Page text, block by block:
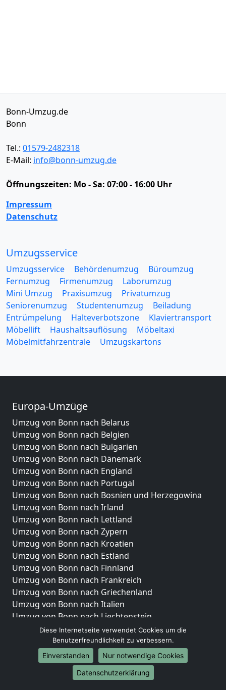
Bonn-Umzug.de
Bonn
Tel.: 01579-2482318
E-Mail: info@bonn-umzug.de
Öffnungszeiten: Mo - Sa: 07:00 - 16:00 Uhr
Impressum
Datenschutz
Umzugsservice
Umzugsservice Behördenumzug
Büroumzug
Fernumzug
Firmenumzug
Laborumzug
Mini Umzug
Praxisumzug
Privatumzug
Seniorenumzug
Studentenumzug
Beiladung
Entrümpelung
Halteverbotszone
Klaviertransport
Möbellift
Haushaltsauflösung
Möbeltaxi
Möbelmitfahrzentrale
Umzugskartons
Europa-Umzüge
Umzug von Bonn nach Belarus
Umzug von Bonn nach Belgien
Umzug von Bonn nach Bulgarien
Umzug von Bonn nach Dänemark
Umzug von Bonn nach England
Umzug von Bonn nach Portugal
Umzug von Bonn nach Bosnien und Herzegowina
Umzug von Bonn nach Irland
Umzug von Bonn nach Lettland
Umzug von Bonn nach Zypern
Umzug von Bonn nach Kroatien
Umzug von Bonn nach Estland
Umzug von Bonn nach Finnland
Umzug von Bonn nach Frankreich
Umzug von Bonn nach Griechenland
Umzug von Bonn nach Italien
Umzug von Bonn nach Liechtenstein
Umzug von Bonn nach Luxemburg
Umzug von Bonn nach Niederlande
Umzug von Bonn nach Norwegen
Umzüge-Deutschlandweit
Diese Internetseite verwendet Cookies um die
Benutzerfreundlichkeit zu verbessern.
Einverstanden
Nur notwendige Cookies
Datenschutzerklärung